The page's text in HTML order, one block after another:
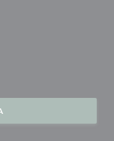
en una nueva
((abre en una